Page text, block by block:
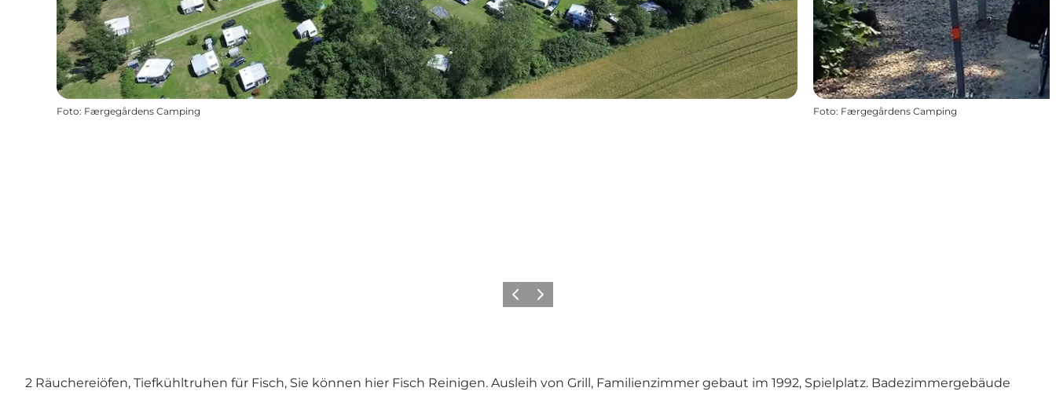
Foto: Færgegårdens Camping Foto: Færgegårdens Camping
ZurückWeiter
2 Räuchereiöfen, Tiefkühltruhen für Fisch, Sie können hier Fisch Reinigen. Ausleih von Grill, Familienzimmer gebaut im 1992, Spielplatz. Badezimmergebäude